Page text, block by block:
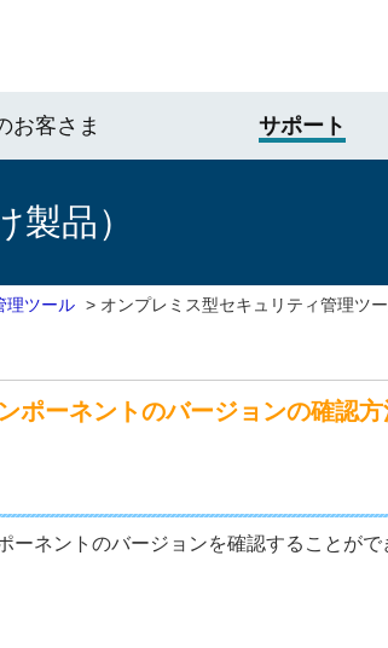
お客さま サポート
品）
理ツール > オンプレミス型セキュリティ管理ツ
ポーネントのバージョンの確認方
ネントのバージョンを確認することがで